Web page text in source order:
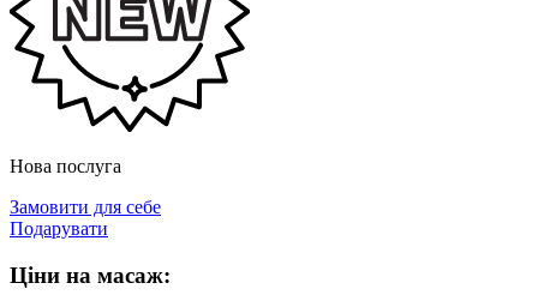
Нова послуга
Замовити для себе
Подарувати
Ціни на масаж: